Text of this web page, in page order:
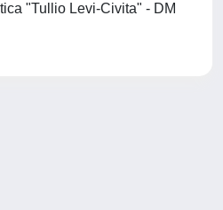
"Tullio Levi-Civita" - DM